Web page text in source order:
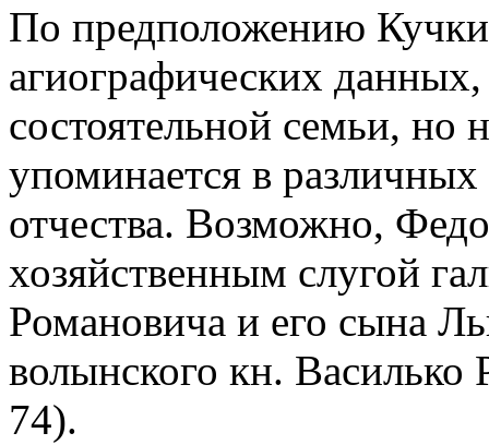
По предположению
агиографических
состоятельной семьи, но
упоминается в
отчества. Возможно,
хозяйственным слугой
Романовича и его сына
волынского кн. Василько
74).